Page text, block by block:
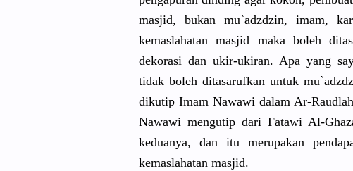
masjid, bukan mu`adzdzin, imam,
kemaslahatan masjid maka boleh
dekorasi dan ukir-ukiran. Apa yang
tidak boleh ditasarufkan untuk
dikutip Imam Nawawi dalam Ar-
Nawawi mengutip dari Fatawi Al-
keduanya, dan itu merupakan
kemaslahatan masjid.